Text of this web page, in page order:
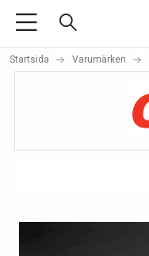
Startsida Varumärken